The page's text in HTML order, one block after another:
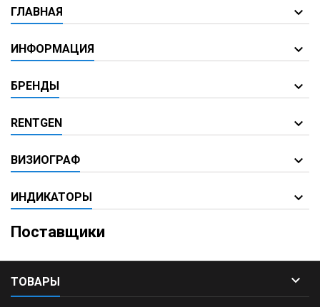
ГЛАВНАЯ
ИНФОРМАЦИЯ
БРЕНДЫ
RENTGEN
ВИЗИОГРАФ
ИНДИКАТОРЫ
Поставщики
ТОВАРЫ 